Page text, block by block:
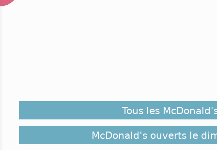
Tous les
McDonald's ouverts le